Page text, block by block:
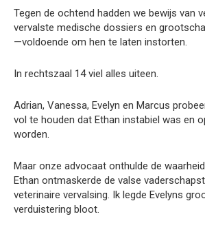
Tegen de ochtend hadden we bewijs van
vervalste medische dossiers en
—voldoende om hen te laten instorten.
In rechtszaal 14 viel alles uiteen.
Adrian, Vanessa, Evelyn en Marcus
vol te houden dat Ethan instabiel was en
worden.
Maar onze advocaat onthulde de
Ethan ontmaskerde de valse
veterinaire vervalsing. Ik legde Evelyns
verduistering bloot.